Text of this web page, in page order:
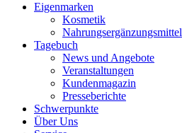
Eigenmarken
Kosmetik
Nahrungsergänzungsmittel
Tagebuch
News und Angebote
Veranstaltungen
Kundenmagazin
Presseberichte
Schwerpunkte
Über Uns